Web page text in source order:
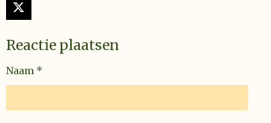
X
Reactie plaatsen
Naam *